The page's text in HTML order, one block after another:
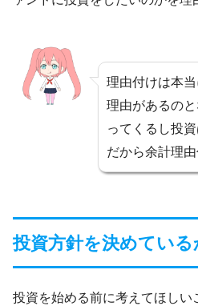
理由付けは本
理由があるの
ってくるし投
だから余計理
投資方針を決めている
投資を始める前に考えてほし